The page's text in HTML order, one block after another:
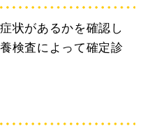
状があるかを確認し
検査によって確定診